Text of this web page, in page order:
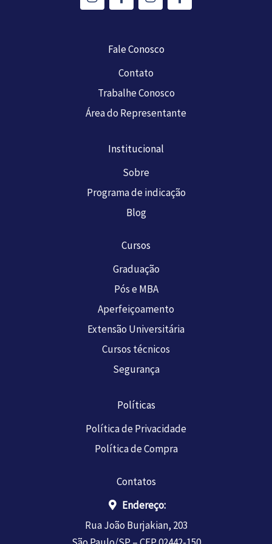
s
c
o
o
k
-
f
s
g
r
a
m
c
Fale Conosco
Contato
Trabalhe Conosco
Área do Representante
Institucional
Sobre
Programa de indicação
Blog
Cursos
Graduação
Pós e MBA
Aperfeiçoamento
Extensão Universitária
Cursos técnicos
Segurança
Políticas
Política de Privacidade
Política de Compra
Contatos
Endereço:
Rua João Burjakian, 203